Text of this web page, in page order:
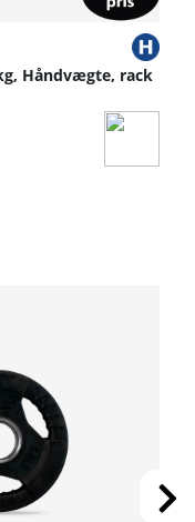
Håndvægte, rack